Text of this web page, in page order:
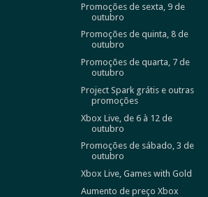
Promoções de sexta, 9 de
outubro
Promoções de quinta, 8 de
outubro
Promoções de quarta, 7 de
outubro
Project Spark grátis e outras
promoções
Xbox Live, de 6 à 12 de
outubro
Promoções de sábado, 3 de
outubro
Xbox Live, Games with Gold
Aumento de preço Xbox